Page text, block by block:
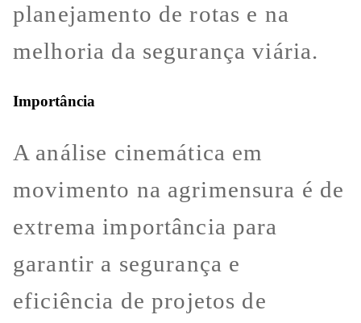
planejamento de rotas e na
melhoria da segurança viária.
Importância
A análise cinemática em
movimento na agrimensura é de
extrema importância para
garantir a segurança e
eficiência de projetos de